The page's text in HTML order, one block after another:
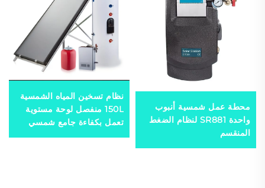
محطة عمل شمسية أنبوب
واحدة SR881 لنظام الضغط
المنقسم
نظام تسخين المياه الشمسية
150L منفصل لوحة مستوية
تعمل بكفاءة جامع شمسي
فعال